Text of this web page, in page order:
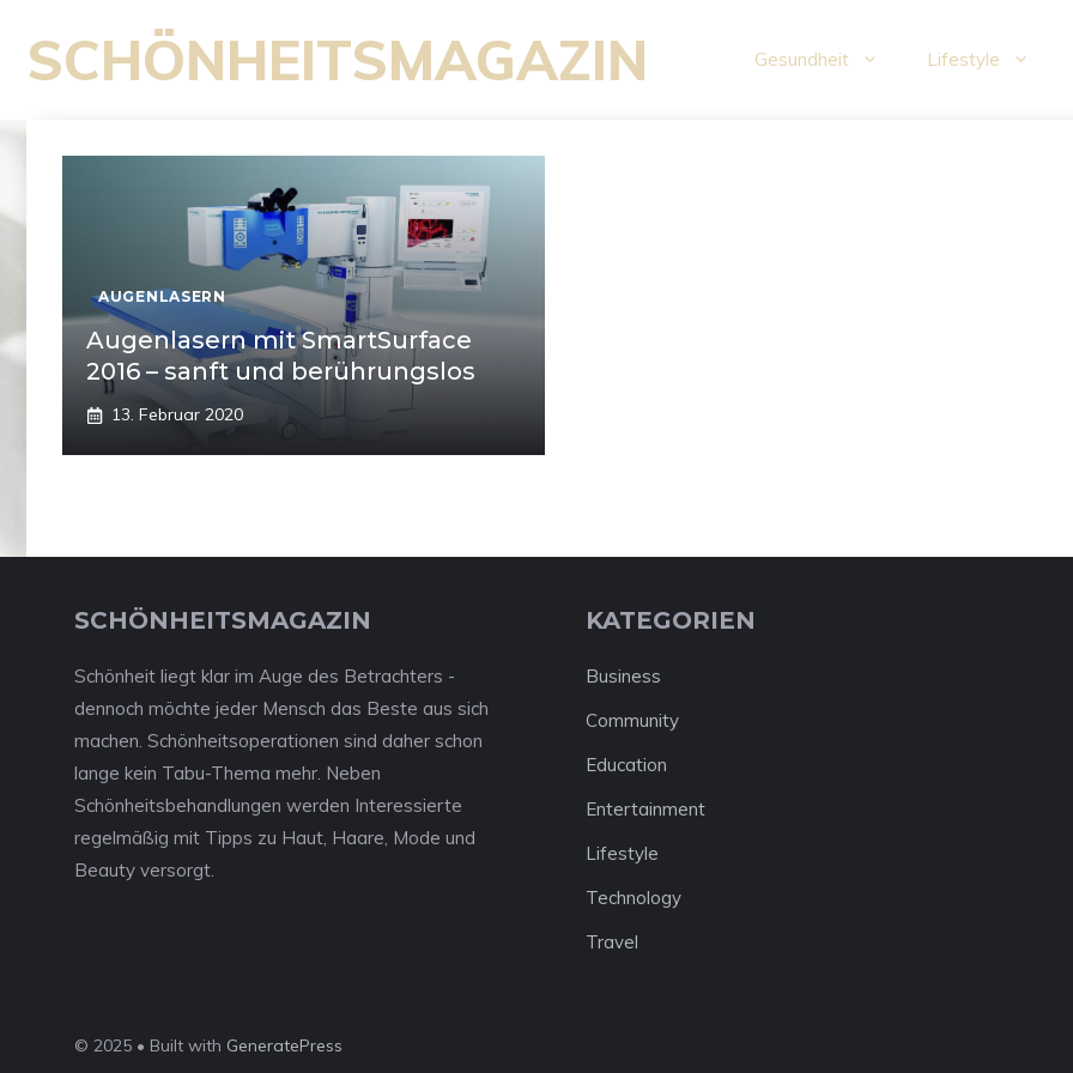
Inhalt
springen
SCHÖNHEITSMAGAZIN Gesundheit Lifestyle
AUGENLASERN
Augenlasern mit SmartSurface
2016 – sanft und berührungslos
13. Februar 2020
SCHÖNHEITSMAGAZIN
Schönheit liegt klar im Auge des Betrachters -
dennoch möchte jeder Mensch das Beste aus sich
machen. Schönheitsoperationen sind daher schon
lange kein Tabu-Thema mehr. Neben
Schönheitsbehandlungen werden Interessierte
regelmäßig mit Tipps zu Haut, Haare, Mode und
Beauty versorgt.
KATEGORIEN
Business
Community
Education
Entertainment
Lifestyle
Technology
Travel
© 2025 • Built with GeneratePress